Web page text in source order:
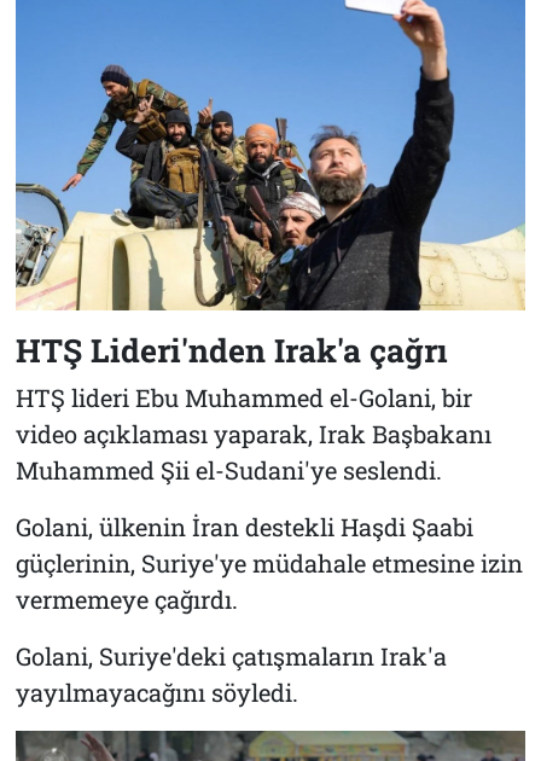
HTŞ Lideri'nden Irak'a çağrı
HTŞ lideri Ebu Muhammed el-Golani, bir
video açıklaması yaparak, Irak Başbakanı
Muhammed Şii el-Sudani'ye seslendi.
Golani, ülkenin İran destekli Haşdi Şaabi
güçlerinin, Suriye'ye müdahale etmesine izin
vermemeye çağırdı.
Golani, Suriye'deki çatışmaların Irak'a
yayılmayacağını söyledi.